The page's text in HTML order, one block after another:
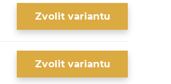
Zvolit variantu
Zvolit variantu